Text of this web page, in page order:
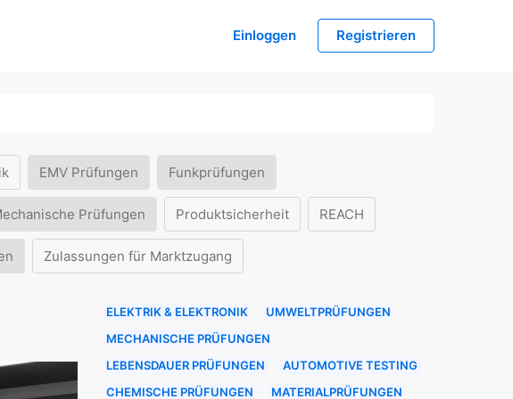
Einloggen Registrieren
EMV Prüfungen Funkprüfungen
Prüfungen Produktsicherheit REACH
Zulassungen für Marktzugang
ELEKTRIK & ELEKTRONIK
UMWELTPRÜFUNGEN
MECHANISCHE PRÜFUNGEN
LEBENSDAUER PRÜFUNGEN
AUTOMOTIVE TESTING
CHEMISCHE PRÜFUNGEN
MATERIALPRÜFUNGEN